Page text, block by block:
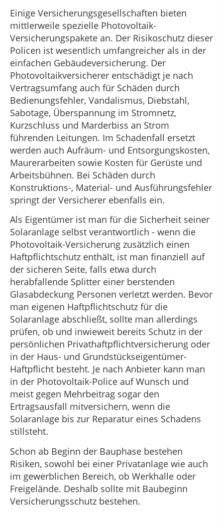
Einige Versicherungsgesellschaften bieten
mittlerweile spezielle Photovoltaik-
Versicherungspakete an. Der Risikoschutz dieser
Policen ist wesentlich umfangreicher als in der
einfachen Gebäudeversicherung. Der
Photovoltaikversicherer entschädigt je nach
Vertragsumfang auch für Schäden durch
Bedienungsfehler, Vandalismus, Diebstahl,
Sabotage, Überspannung im Stromnetz,
Kurzschluss und Marderbiss an Strom
führenden Leitungen. Im Schadenfall ersetzt
werden auch Aufräum- und Entsorgungskosten,
Maurerarbeiten sowie Kosten für Gerüste und
Arbeitsbühnen. Bei Schäden durch
Konstruktions-, Material- und Ausführungsfehler
springt der Versicherer ebenfalls ein.
Als Eigentümer ist man für die Sicherheit seiner
Solaranlage selbst verantwortlich - wenn die
Photovoltaik-Versicherung zusätzlich einen
Haftpflichtschutz enthält, ist man finanziell auf
der sicheren Seite, falls etwa durch
herabfallende Splitter einer berstenden
Glasabdeckung Personen verletzt werden. Bevor
man eigenen Haftpflichtschutz für die
Solaranlage abschließt, sollte man allerdings
prüfen, ob und inwieweit bereits Schutz in der
persönlichen Privathaftpflichtversicherung oder
in der Haus- und Grundstückseigentümer-
Haftpflicht besteht. Je nach Anbieter kann man
in der Photovoltaik-Police auf Wunsch und
meist gegen Mehrbeitrag sogar den
Ertragsausfall mitversichern, wenn die
Solaranlage bis zur Reparatur eines Schadens
stillsteht.
Schon ab Beginn der Bauphase bestehen
Risiken, sowohl bei einer Privatanlage wie auch
im gewerblichen Bereich, ob Werkhalle oder
Freigelände. Deshalb sollte mit Baubeginn
Versicherungsschutz bestehen.